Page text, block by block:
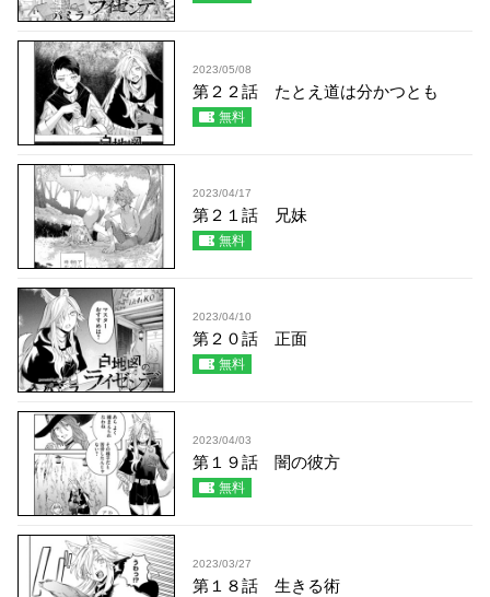
2023/05/08
第２２話 たとえ道は分かつとも
無料
2023/04/17
第２１話 兄妹
無料
2023/04/10
第２０話 正面
無料
2023/04/03
第１９話 闇の彼方
無料
2023/03/27
第１８話 生きる術